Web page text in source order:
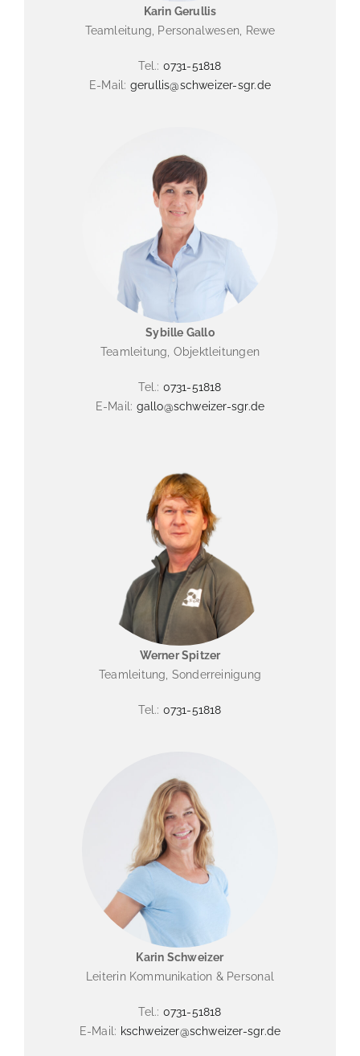
Karin Gerullis
Teamleitung, Personalwesen, Rewe
Tel.: 0731-51818
E-Mail: gerullis@schweizer-sgr.de
Sybille Gallo
Teamleitung, Objektleitungen
Tel.: 0731-51818
E-Mail: gallo@schweizer-sgr.de
Werner Spitzer
Teamleitung, Sonderreinigung
Tel.: 0731-51818
Karin Schweizer
Leiterin Kommunikation & Personal
Tel.: 0731-51818
E-Mail: kschweizer@schweizer-sgr.de